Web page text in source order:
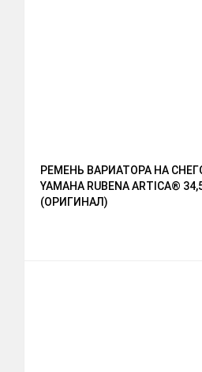
РЕМЕНЬ ВАРИАТОРА НА
YAMAHA RUBENA ARTICA®
(ОРИГИНАЛ)